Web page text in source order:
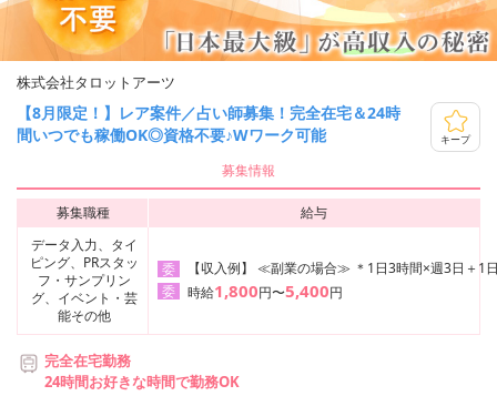
株式会社タロットアーツ
【8月限定！】レア案件／占い師募集！完全在宅＆24時
間いつでも稼働OK◎資格不要♪Wワーク可能
キープ
募集情報
募集職種
給与
データ入力、タイ
ピング、PRスタッ
フ・サンプリン
グ、イベント・芸
能その他
委
【収入例】 ≪副業の場合≫ ＊1日3時間×週3日＋1
委
時給1,800円〜5,400円
完全在宅勤務
24時間お好きな時間で勤務OK